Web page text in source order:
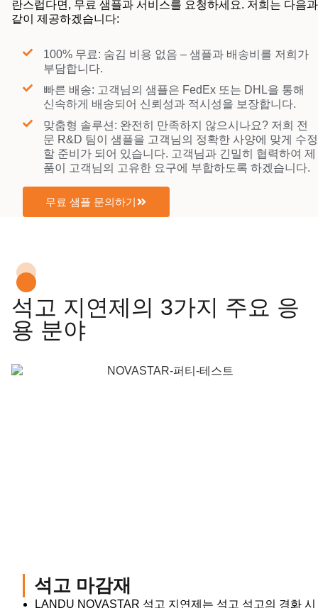
란스럽다면, 무료 샘플과 서비스를 요청하세요. 저희는 다음과
같이 제공하겠습니다:
100% 무료: 숨김 비용 없음 – 샘플과 배송비를 저희가
부담합니다.
빠른 배송: 고객님의 샘플은 FedEx 또는 DHL을 통해
신속하게 배송되어 신뢰성과 적시성을 보장합니다.
맞춤형 솔루션: 완전히 만족하지 않으시나요? 저희 전
문 R&D 팀이 샘플을 고객님의 정확한 사양에 맞게 수정
할 준비가 되어 있습니다. 고객님과 긴밀히 협력하여 제
품이 고객님의 고유한 요구에 부합하도록 하겠습니다.
무료 샘플 문의하기
석고 지연제의 3가지 주요 응
용 분야
석고 마감재
LANDU NOVASTAR 석고 지연제는 석고 석고의 경화 시